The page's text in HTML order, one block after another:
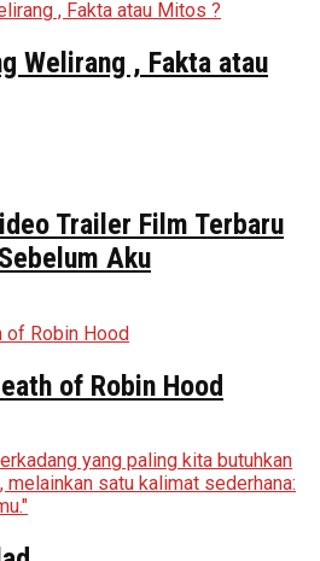
Welirang , Fakta atau
Trailer Film Terbaru
Aku
of Robin Hood